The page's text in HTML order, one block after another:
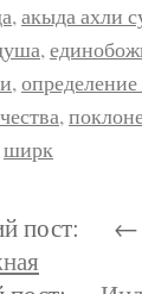
,акыда ахли
,
,
,
ширк
пост: ←